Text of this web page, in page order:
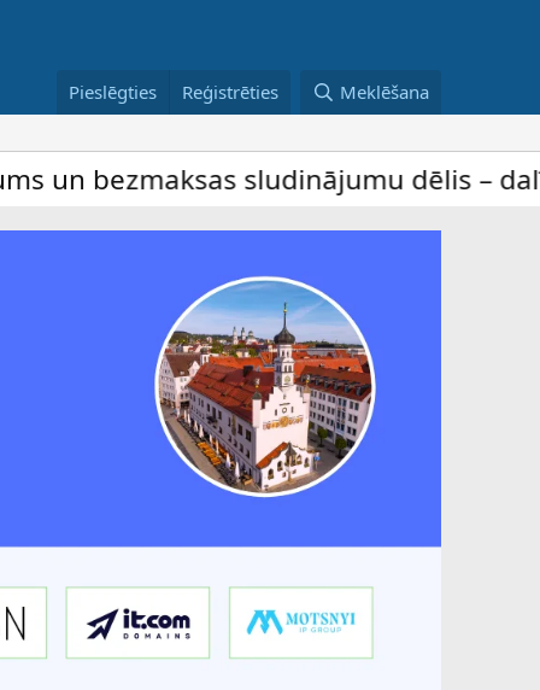
Pieslēgties Reģistrēties Meklēšana
sludinājumu dēlis – dalība ir bez